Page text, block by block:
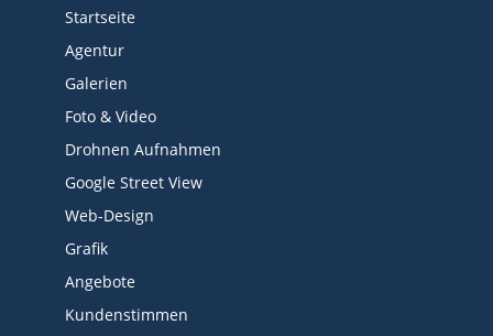
Startseite
Agentur
Galerien
Foto & Video
Drohnen Aufnahmen
Google Street View
Web-Design
Grafik
Angebote
Kundenstimmen